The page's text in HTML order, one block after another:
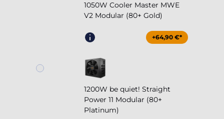
1050W Cooler Master MWE
V2 Modular (80+ Gold)
+64,90 €*
1200W be quiet! Straight
Power 11 Modular (80+
Platinum)